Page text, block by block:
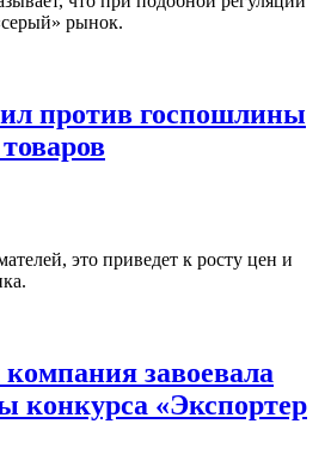
рынок.
против госпошлины
это приведет к росту цен и
завоевала
конкурса «Экспортер